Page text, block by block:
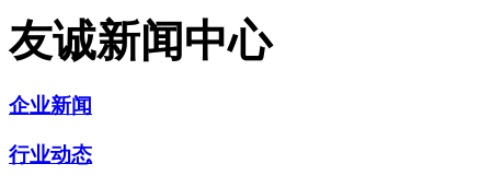
友诚新闻中心
企业新闻
行业动态